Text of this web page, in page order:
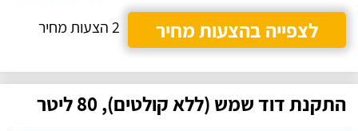
לצפייה בהצעות מחיר
2 הצעות מחיר
התקנת דוד שמש (ללא קולטים), 80 ליטר